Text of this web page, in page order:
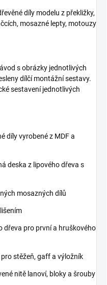
díly modelu z překližky,
mosazné lepty, motouzy
s obrázky jednotlivých
dílčí montážní sestavy.
sestavení jednotlivých
díly vyrobené z MDF a
deska z lipového dřeva s
mosazných dílů
dřeva pro první a hruškového
stěžeň, gaff a výložník
nitě lanoví, bloky a šrouby